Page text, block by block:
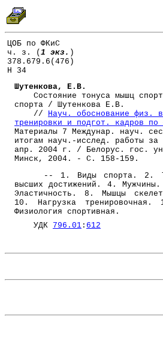
ЦОБ по ФКиС
ч. з. ( 1 экз. )
378.679.6(476)
Н 34
Шутенкова, Е.В.
Состояние тонуса мышц
спорта / Шутенкова Е.В.
// Науч. обоснование физ.
тренировки и подгот. кадров
Материалы 7 Междунар. науч.
итогам науч.-исслед. работы
апр. 2004 г. / Белорус. гос.
Минск, 2004. - С. 158-159.
-- 1. Виды спорта. 2.
высших достижений. 4.
Эластичность. 8. Мышцы
10. Нагрузка тренировочная.
Физиология спортивная.
УДК 796.01 : 612